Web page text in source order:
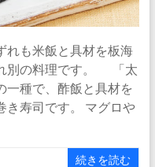
れも米飯と具材を板海
別の料理です。 「太
一種で、酢飯と具材を
き寿司です。 マグロや
続きを読む